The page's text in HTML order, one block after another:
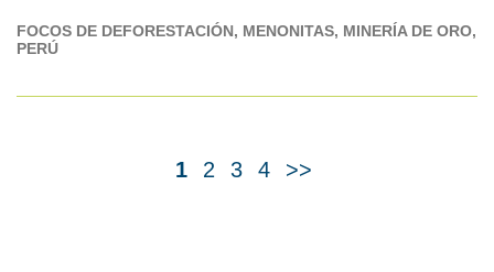
FOCOS DE DEFORESTACIÓN MENONITAS MINERÍA DE ORO
PERÚ
1 2 3 4 >>